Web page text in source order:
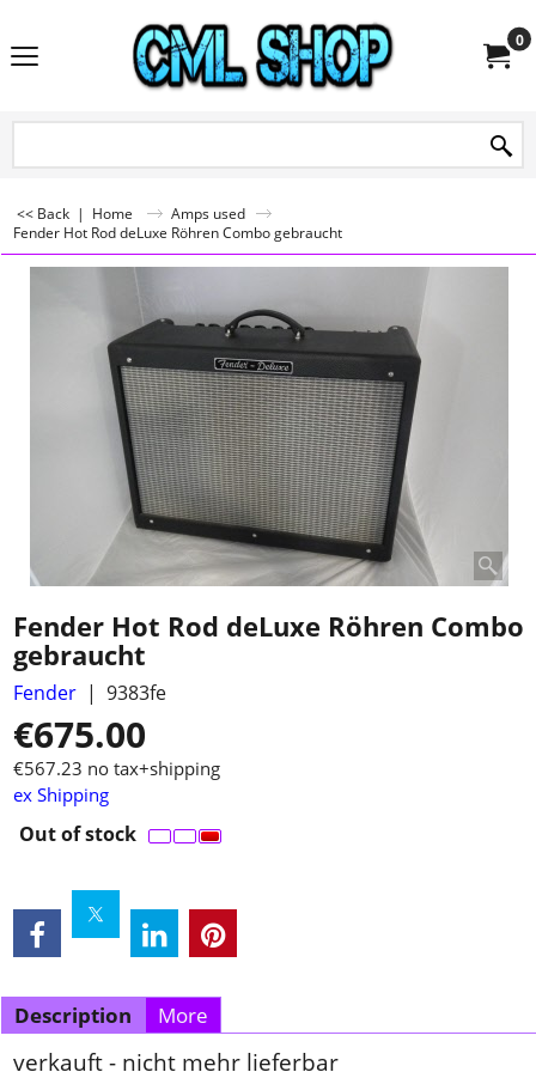
0
<< Back | Home
Amps used
Fender Hot Rod deLuxe Röhren Combo gebraucht
Fender Hot Rod deLuxe Röhren Combo
gebraucht
Fender 9383fe
€675.00
€567.23 no tax+shipping
ex Shipping
Out of stock
Description More
verkauft - nicht mehr lieferbar